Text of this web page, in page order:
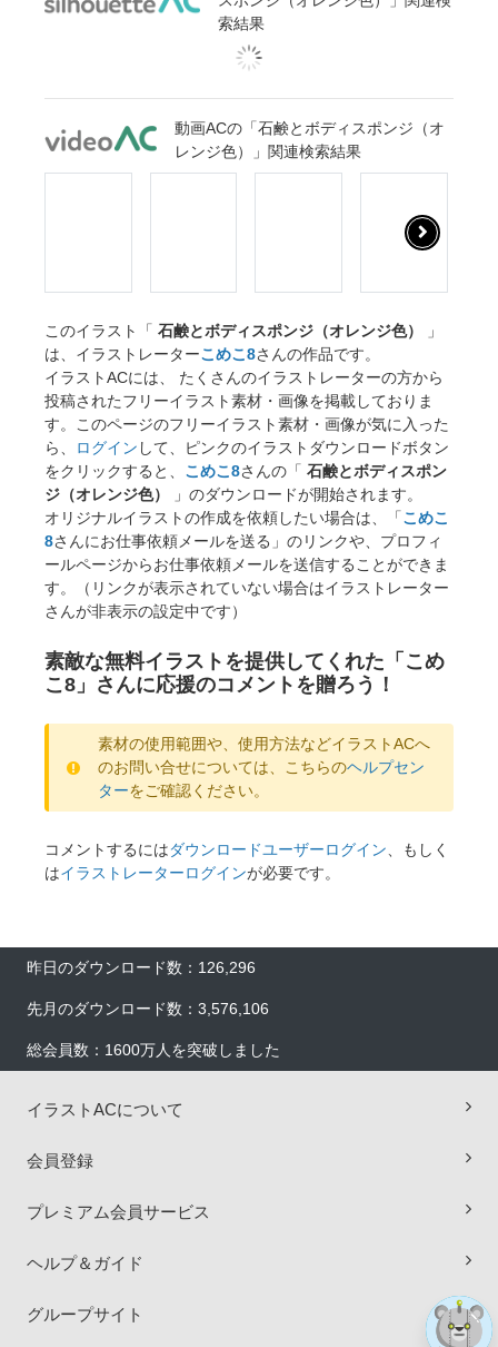
索結果
動画ACの「石鹸とボディスポンジ（オ
レンジ色）」関連検索結果
このイラスト「 石鹸とボディスポンジ（オレンジ色）
」
は、イラストレーターこめこ8さんの作品です。
イラストACには、 たくさんのイラストレーターの方から
投稿されたフリーイラスト素材・画像を掲載しておりま
す。このページのフリーイラスト素材・画像が気に入った
ら、
ログイン して、ピンクのイラストダウンロードボタン
をクリックすると、 こめこ8さんの「 石鹸とボディスポン
ジ（オレンジ色）
」のダウンロードが開始されます。
オリジナルイラストの作成を依頼したい場合は、「こめこ
8さんにお仕事依頼メールを送る」のリンクや、プロフィ
ールページからお仕事依頼メールを送信することができま
す。（リンクが表示されていない場合はイラストレーター
さんが非表示の設定中です）
素敵な無料イラストを提供してくれた「こめ
こ8」さんに応援のコメントを贈ろう！
素材の使用範囲や、使用方法などイラストACへ
のお問い合せについては、こちらのヘルプセン
ターをご確認ください。
コメントするにはダウンロードユーザーログイン、もしく
はイラストレーターログインが必要です。
昨日のダウンロード数：126,296
先月のダウンロード数：3,576,106
総会員数：1600万人を突破しました
イラストACについて
会員登録
プレミアム会員サービス
ヘルプ＆ガイド
グループサイト